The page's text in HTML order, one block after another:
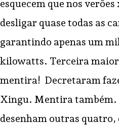
esquecem que nos
desligar quase todas as
garantindo apenas um
kilowatts. Terceira maior
mentira! Decretaram
Xingu. Mentira também.
desenham outras